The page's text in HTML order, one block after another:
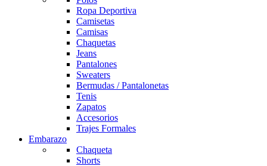
Ropa Deportiva
Camisetas
Camisas
Chaquetas
Jeans
Pantalones
Sweaters
Bermudas / Pantalonetas
Tenis
Zapatos
Accesorios
Trajes Formales
Embarazo
Chaqueta
Shorts